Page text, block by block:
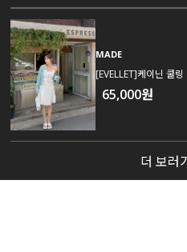
MADE
[EVELLET]케이닌 쿨
65,000원
더 보러